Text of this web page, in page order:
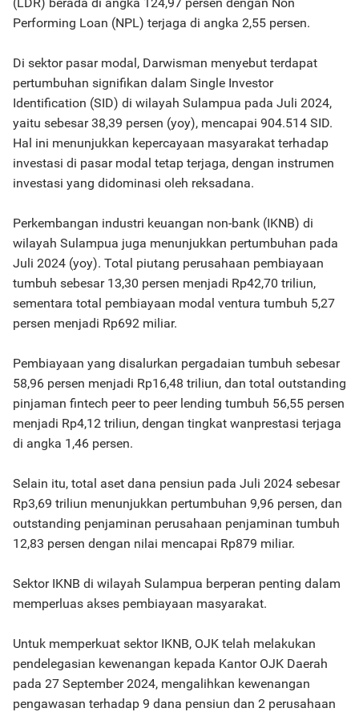
Performing Loan (NPL) terjaga di angka 2,55 persen.
Di sektor pasar modal, Darwisman menyebut terdapat
pertumbuhan signifikan dalam Single Investor
Identification (SID) di wilayah Sulampua pada Juli 2024,
yaitu sebesar 38,39 persen (yoy), mencapai 904.514 SID.
Hal ini menunjukkan kepercayaan masyarakat terhadap
investasi di pasar modal tetap terjaga, dengan instrumen
investasi yang didominasi oleh reksadana.
Perkembangan industri keuangan non-bank (IKNB) di
wilayah Sulampua juga menunjukkan pertumbuhan pada
Juli 2024 (yoy). Total piutang perusahaan pembiayaan
tumbuh sebesar 13,30 persen menjadi Rp42,70 triliun,
sementara total pembiayaan modal ventura tumbuh 5,27
persen menjadi Rp692 miliar.
Pembiayaan yang disalurkan pergadaian tumbuh sebesar
58,96 persen menjadi Rp16,48 triliun, dan total outstanding
pinjaman fintech peer to peer lending tumbuh 56,55 persen
menjadi Rp4,12 triliun, dengan tingkat wanprestasi terjaga
di angka 1,46 persen.
Selain itu, total aset dana pensiun pada Juli 2024 sebesar
Rp3,69 triliun menunjukkan pertumbuhan 9,96 persen, dan
outstanding penjaminan perusahaan penjaminan tumbuh
12,83 persen dengan nilai mencapai Rp879 miliar.
Sektor IKNB di wilayah Sulampua berperan penting dalam
memperluas akses pembiayaan masyarakat.
Untuk memperkuat sektor IKNB, OJK telah melakukan
pendelegasian kewenangan kepada Kantor OJK Daerah
pada 27 September 2024, mengalihkan kewenangan
pengawasan terhadap 9 dana pensiun dan 2 perusahaan